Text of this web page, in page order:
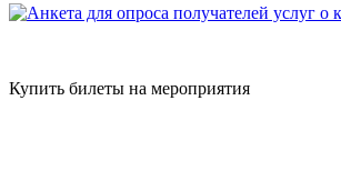
Купить билеты на мероприятия